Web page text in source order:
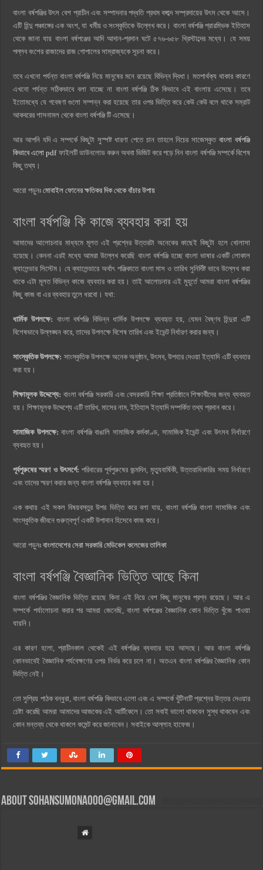
বাংলা বর্ষপঞ্জির উৎস বেশ প্রাচীন এবং সম্পাদনার পদ্ধতি প্রথম বঙ্গাব্দ সম্প্রদায়ের উৎস থেকে আসে।
এটি হিন্দু পঞ্চাঙ্গের এক অংশ, যা ধর্মীয় ও সংস্কৃতিকে উল্লেখ করে। বাংলা বর্ষপঞ্জি প্রারম্ভিক ইতিহাস
থেকে জানা যায় বাংলা বর্ষপঞ্জের আদি আদান-প্রদান ঘটে ৫৭৬-৬৫৮ খ্রিস্টাব্দের মধ্যে। যে সময়
পল্লব বংশের রাজাদের রাজ গোপালের সাম্রাজ্যকে সূচনা করে।
তবে এখনো পর্যন্ত বাংলা বর্ষপঞ্জি নিয়ে মানুষের মনে রয়েছে বিভিন্ন দ্বিধা। মতপার্থক্য থাকার কারণে
এখনো পর্যন্ত সঠিকভাবে বলা যাচ্ছে না বাংলা বর্ষপঞ্জি ঠিক কিভাবে এই বাংলায় এসেছে। তবে
ইতোমধ্যে যে গবেষণা গুলো সম্পন্ন করা হয়েছে তার ওপর ভিত্তি করে কেউ কেউ বলে থাকে সম্রাট
আকবরের শাসনামল থেকে বাংলা বর্ষপঞ্জি টি এসেছে।
আর আপনি যদি এ সম্পর্কে কিছুটা সুস্পষ্ট ধারণা পেতে চান তাহলে নিচের সাজেস্কৃত বাংলা বর্ষপঞ্জি
কিভাবে এলো pdfফাইলটি ডাউনলোড করুন অথবা ভিজিট করে পড়ে নিন বাংলা বর্ষপঞ্জি সম্পর্কে বিশেষ
কিছু তথ্য।
আরো পড়ুনঃমোবাইল ফোনের ক্ষতিকর দিক থেকে বাঁচার উপায়
বাংলা বর্ষপঞ্জি কি কাজে ব্যবহার করা হয়
আমাদের আলোচনার মাধ্যমে মূলত এই প্রশ্নের উত্তরটা অনেকের কাছেই কিছুটা হলে খোলাসা
হয়েছে। কেননা এরই মধ্যে আমরা উল্লেখ করেছি বাংলা বর্ষপঞ্জি হচ্ছে বাংলা ভাষার একটি লোকাল
ক্যালেন্ডার সিস্টেম। যে ক্যালেন্ডারে অর্থাৎ পঞ্জিকাতে বাংলা মাস ও তারিখ সুনির্দিষ্ট ভাবে উল্লেখ করা
থাকে এটা মূলত বিভিন্ন কাজে ব্যবহার করা হয়। তাই আলোচনার এই মুহূর্তে আমরা বাংলা বর্ষপঞ্জির
কিছু কাজ বা এর ব্যবহার তুলে ধরবো। যথা:
ধার্মিক উপলক্ষে: বাংলা বর্ষপঞ্জি বিভিন্ন ধার্মিক উপলক্ষে ব্যবহৃত হয়, যেমন বৈষ্ণব হিন্দুরা এটি
বিশেষভাবে উল্লঙ্ঘন করে, তাদের উপলক্ষে বিশেষ তারিখ এবং ইভেন্ট নির্ধারণ করার জন্য।
সাংস্কৃতিক উপলক্ষে: সাংস্কৃতিক উপলক্ষে অনেক অনুষ্ঠান, উৎসব, উপহার দেওয়া ইত্যাদি এটি ব্যবহার
করা হয়।
শিক্ষামূলক উদ্দেশ্যে: বাংলা বর্ষপঞ্জি সরকারি এবং বেসরকারি শিক্ষা প্রতিষ্ঠানে শিক্ষার্থীদের জন্য ব্যবহৃত
হয়। শিক্ষামূলক উদ্দেশ্যে এটি তারিখ, মাসের নাম, ইতিহাস ইত্যাদি সম্পর্কিত তথ্য প্রদান করে।
সামাজিক উপলক্ষে: বাংলা বর্ষপঞ্জি বাঙালি সামাজিক কর্মকাণ্ড, সামাজিক ইভেন্ট এবং উৎসব নির্ধারণে
ব্যবহৃত হয়।
পূর্বপুরুষের স্মরণ ও উৎসর্গে: পরিবারের পূর্বপুরুষের জন্মদিন, মৃত্যুবার্ষিকী, উত্তরাধিকারির সময় নির্ধারণে
এবং তাদের স্মরণ করার জন্য বাংলা বর্ষপঞ্জি ব্যবহার করা হয়।
এক কথায় এই সকল বিষয়বস্তুর উপর ভিত্তি করে বলা যায়, বাংলা বর্ষপঞ্জি বাংলা সামাজিক এবং
সাংস্কৃতিক জীবনে গুরুত্বপূর্ণ একটি উপাদান হিসেবে কাজ করে।
আরো পড়ুনঃবাংলাদেশের সেরা সরকারি মেডিকেল কলেজের তালিকা
বাংলা বর্ষপঞ্জি বৈজ্ঞানিক ভিত্তি আছে কিনা
বাংলা বর্ষপঞ্জির বৈজ্ঞানিক ভিত্তি রয়েছে কিনা এই নিয়ে বেশ কিছু মানুষের প্রশ্ন রয়েছে। আর এ
সম্পর্কে পর্যালোচনা করার পর আমরা জেনেছি, বাংলা বর্ষপঞ্জের বৈজ্ঞানিক কোন ভিত্তি খুঁজে পাওয়া
যায়নি।
এর কারণ হলো, প্রাচীনকাল থেকেই এই বর্ষপঞ্জির ব্যবহার হয়ে আসছে। আর বাংলা বর্ষপঞ্জি
কোনভাবেই বৈজ্ঞানিক পর্যবেক্ষণের ওপর নির্ভর করে চলে না। অতএব বাংলা বর্ষপঞ্জির বৈজ্ঞানিক কোন
ভিত্তি নেই।
তো সুপ্রিয় পাঠক বন্ধুরা, বাংলা বর্ষপঞ্জি কিভাবে এলো এবং এ সম্পর্কে খুঁটিনাটি প্রশ্নের উত্তর দেওয়ার
চেষ্টা করেছি আমরা আমাদের আজকের এই আর্টিকেলে। তো সবাই ভালো থাকবেন সুস্থ থাকবেন এবং
কোন মন্তব্য থেকে থাকলে কমেন্ট করে জানাবেন। সবাইকে আল্লাহ হাফেজ।
Aboutsohansumona000@gmail.com